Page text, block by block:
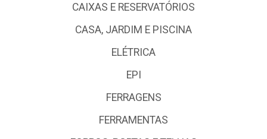
CAIXAS E RESERVATÓRIOS
CASA, JARDIM E PISCINA
ELÉTRICA
EPI
FERRAGENS
FERRAMENTAS